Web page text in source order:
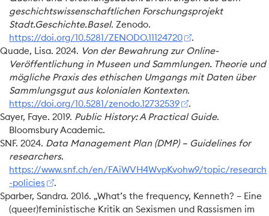
geschichtswissenschaftlichen Forschungsprojekt
Stadt.Geschichte.Basel. Zenodo.
https://doi.org/10.5281/ZENODO.11124720
.
Quade, Lisa. 2024. Von der Bewahrungzur Online-
Veröffentlichungin Museenund Sammlungen. Theorieund
mögliche Praxisdes ethischen UmgangsmitDatenüber
Sammlungsgutaus kolonialen Kontexten.
https://doi.org/10.5281/zenodo.12732539
.
Sayer, Faye. 2019. Public History:A Practical Guide.
Bloomsbury Academic.
SNF. 2024. Data Management Plan(DMP) – Guidelinesfor
researchers.
https://www.snf.ch/en/FAiWVH4WvpKvohw9/topic/research
-policies
.
Sparber, Sandra. 2016. „What’s the frequency, Kenneth? – Eine
(queer)feministische Kritik anSexismen und Rassismen im